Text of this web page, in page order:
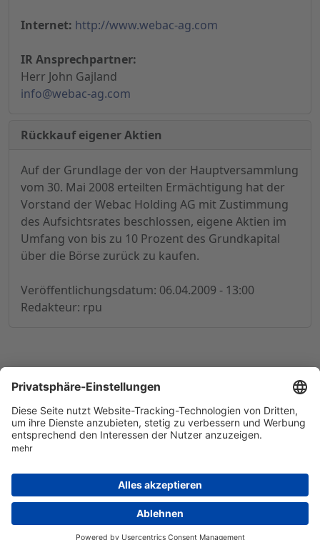
Internet: http://www.webac-ag.com
IR Ansprechpartner:
Herr John Gajland
info@webac-ag.com
Rückkauf eigener Aktien
Auf der Grundlage der von der Hauptversammlung
vom 30. Mai 2008 erteilten Ermächtigung hat der
Vorstand der Webac Holding AG mit Zustimmung
des Aufsichtsrates beschlossen, eigene Aktien im
Umfang von bis zu 10 Prozent des Grundkapital
über die Börse zurück zu kaufen.
Veröffentlichungsdatum: 06.04.2009 - 13:00
Redakteur: rpu
© 1998-2026by GSC Research GmbH
Datenschutz